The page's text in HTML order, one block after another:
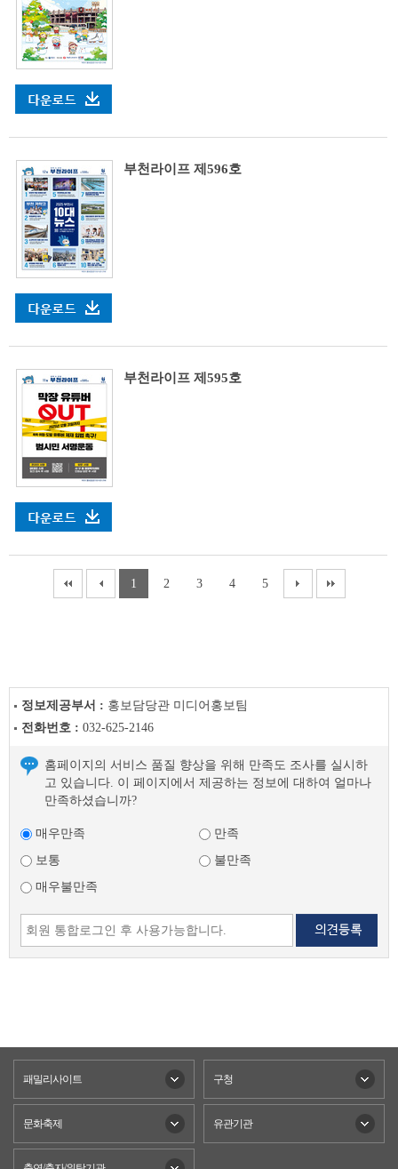
부천라이프 제596호
부천라이프 제595호
1 2 3 4 5
정보제공부서 : 홍보담당관 미디어홍보팀
전화번호 : 032-625-2146
홈페이지의 서비스 품질 향상을 위해 만족도 조사를 실시하
고 있습니다. 이 페이지에서 제공하는 정보에 대하여 얼마나
만족하셨습니까?
매우만족
만족
보통
불만족
매우불만족
패밀리사이트 구청
문화축제 유관기관